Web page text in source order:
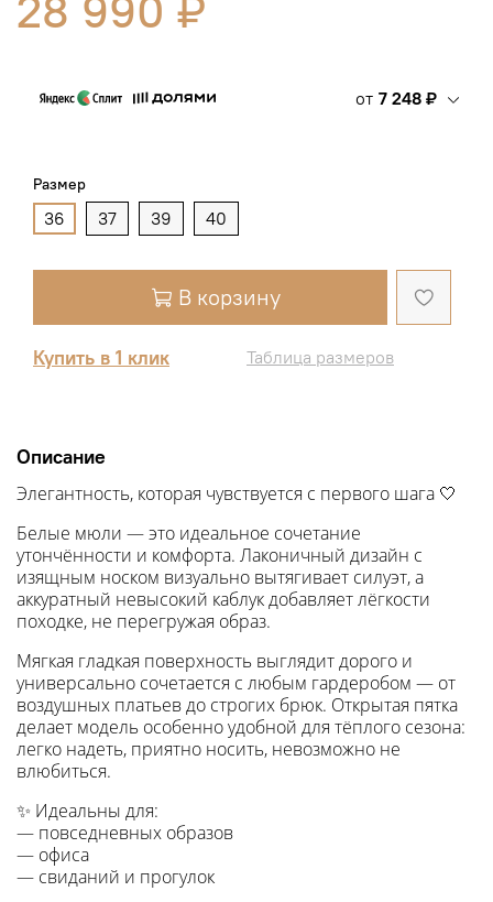
от 7 248 ₽
Размер
36 37 39 40
В корзину
Купить в 1 клик Таблица размеров
Описание
Элегантность, которая чувствуется с первого шага 🤍
Белые мюли — это идеальное сочетание
утончённости и комфорта. Лаконичный дизайн с
изящным носком визуально вытягивает силуэт, а
аккуратный невысокий каблук добавляет лёгкости
походке, не перегружая образ.
Мягкая гладкая поверхность выглядит дорого и
универсально сочетается с любым гардеробом — от
воздушных платьев до строгих брюк. Открытая пятка
делает модель особенно удобной для тёплого сезона:
легко надеть, приятно носить, невозможно не
влюбиться.
✨ Идеальны для:
— повседневных образов
— офиса
— свиданий и прогулок